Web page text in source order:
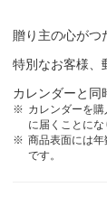
贈り主の心がつ
特別なお客様、
カレンダーと同
カレンダーを
に届くことにな
商品表面には
です。